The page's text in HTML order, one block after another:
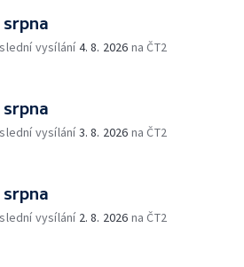
srpna
vysílání4. 8. 2026 na ČT2
srpna
vysílání3. 8. 2026 na ČT2
srpna
vysílání 2. 8. 2026 na ČT2